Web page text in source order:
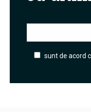
sunt de acord